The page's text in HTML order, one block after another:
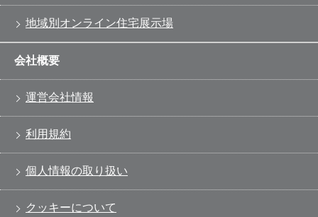
地域別オンライン住宅展示場
会社概要
運営会社情報
利用規約
個人情報の取り扱い
クッキーについて